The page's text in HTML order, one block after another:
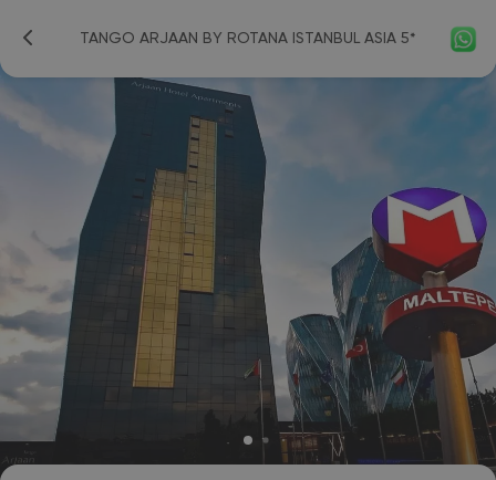
TANGO ARJAAN BY ROTANA ISTANBUL ASIA 5*